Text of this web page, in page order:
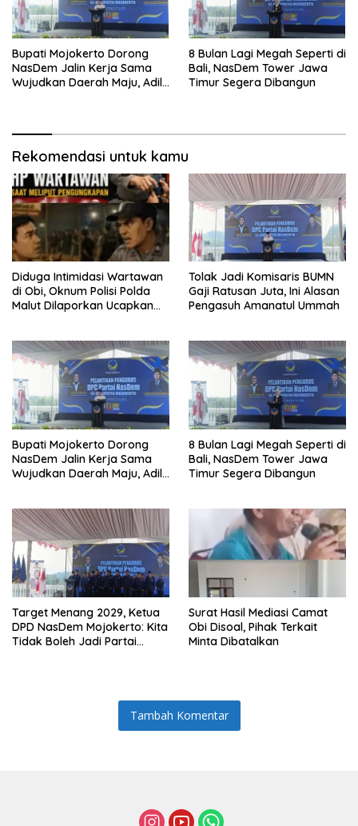
Bupati Mojokerto Dorong
NasDem Jalin Kerja Sama
Wujudkan Daerah Maju, Adil,
8 Bulan Lagi Megah Seperti di
Bali, NasDem Tower Jawa
Timur Segera Dibangun
Rekomendasi untuk kamu
Diduga Intimidasi Wartawan
di Obi, Oknum Polisi Polda
Malut Dilaporkan Ucapkan
Tolak Jadi Komisaris BUMN
Gaji Ratusan Juta, Ini Alasan
Pengasuh Amanatul Ummah
Bupati Mojokerto Dorong
NasDem Jalin Kerja Sama
Wujudkan Daerah Maju, Adil,
8 Bulan Lagi Megah Seperti di
Bali, NasDem Tower Jawa
Timur Segera Dibangun
Target Menang 2029, Ketua
DPD NasDem Mojokerto: Kita
Tidak Boleh Jadi Partai
Surat Hasil Mediasi Camat
Obi Disoal, Pihak Terkait
Minta Dibatalkan
Tambah Komentar